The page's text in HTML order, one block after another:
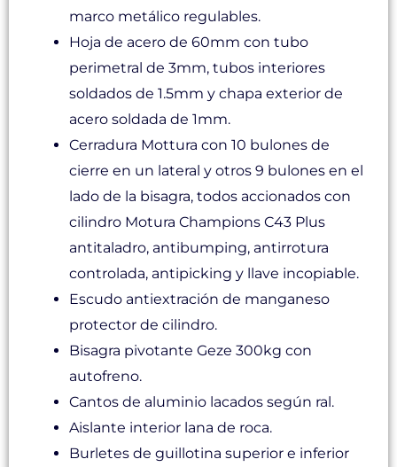
marco metálico regulables.
Hoja de acero de 60mm con tubo
perimetral de 3mm, tubos interiores
soldados de 1.5mm y chapa exterior de
acero soldada de 1mm.
Cerradura Mottura con 10 bulones de
cierre en un lateral y otros 9 bulones en el
lado de la bisagra, todos accionados con
cilindro Motura Champions C43 Plus
antitaladro, antibumping, antirrotura
controlada, antipicking y llave incopiable.
Escudo antiextración de manganeso
protector de cilindro.
Bisagra pivotante Geze 300kg con
autofreno.
Cantos de aluminio lacados según ral.
Aislante interior lana de roca.
Burletes de guillotina superior e inferior